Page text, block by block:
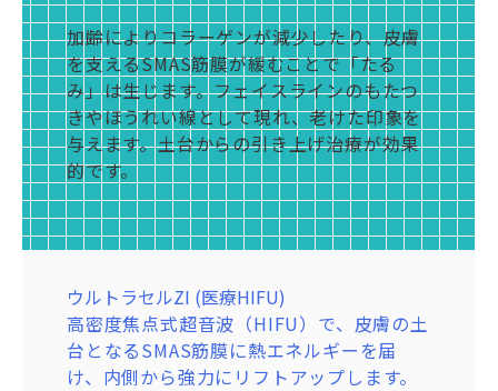
きます。
肌育注射（リジュランi）
ダメージを受けた皮膚組織の修復を促し、
自己再生力を高めることで、目元のしわ・
しみ ・ハリ不足などの年齢サインを根本か
ら改善します。
自己再生力を高めることで、目元のしわ・
しみ ・ハリ不足などの年齢サインを根本か
ら改善します。
肌育注射（ジュベルック・プロファイロ）
ご自身のコラーゲン生成を促す「ポリ乳酸
（PDLLA）」を主成分とした注入治療で
す。肌のハリや弾力を長期的に高め、ちり
めんじわや額のしわなどを自然に改善しま
す。
アポロデュエット
エレクトロポレーションで美容成分を肌深
部へ浸透させながら、高周波（RF）で血行
を促進し、しわをケア。うるおいとハリに
満ちた小じわの目立たない肌へと導きま
も期待できます。
ピコレーザー (エンライトンSR)
深くにあるメラニン色素を衝撃波で細かく
粉砕し、くすみの原因を効果的に除去しま
す。熱ダメージを抑えながら肌全体のトー
ンアップを叶え、透明感のある白肌へと導
きます。
ハイドラジェントル
美容液による水流を利用し、毛穴の奥の汚
れ、古い角質、角栓を吸引・洗浄します。
なめらかで透明感のある肌へと導きます。
肌育注射（ジュベルック・プロファイロ）
コラーゲン生成を促進する薬剤を導入する
ことで、肌のハリと弾力を高めます。内側
く粉砕し、くすみの原因を効果的に除去し
ます。熱ダメージを抑えながら肌全体のト
ーンアップを叶え、透明感のある白肌へと
導きます。
アポロデュエット
電気の力でビタミンCなどの美白有効成分
を肌の深層まで浸透させます。同時に高周
波（RF）で血行を促進するため、メラニン
による茶ぐすみと血行不良による青ぐすみ
ハイドラジェントル
美容液の水流で、くすみの原因となる古い
角質を優しく除去します。肌のターンオー
バーを整え、ワントーン明るいなめらかな
ポテンツァ (POTENZA)
ニキビ専用のチップで皮脂腺に直接高周波
（RF）を照射し、ニキビの根本原因にアプ
ローチします。また、創傷治癒効果でコラ
ーゲン生成を促し、クレーター状のニキビ
跡の凹みを改善します。
肌育注射（ジュベルック・プロファイロ）
自身のコラーゲン生成を促す薬剤を導入す
る治療です。肌の内部からコラーゲンを増
やし、深く凹んでしまったクレーター状の
ニキビ跡を、時間をかけて自然に盛り上げ
ていきます。
イジングケア、疲労回復など、目的に合わ
せて最適な成分を補給できます。
幹細胞上清液点滴
数百種類もの成長因子が豊富な「幹細胞上
清液」を点滴で体内に投与するエイジング
ケア治療です。全身の細胞を活性化させ、
身体の内側から若々しさと健康をサポート
します。
加齢によりコラーゲンが減少したり、皮膚
を支えるSMAS筋膜が緩むことで「たる
み」は生じます。フェイスラインのもたつ
きやほうれい線として現れ、老けた印象を
与えます。土台からの引き上げ治療が効果
的です。
ウルトラセルZI (医療HIFU)
高密度焦点式超音波（HIFU）で、皮膚の土
台となるSMAS筋膜に熱エネルギーを届
け、内側から強力にリフトアップします。